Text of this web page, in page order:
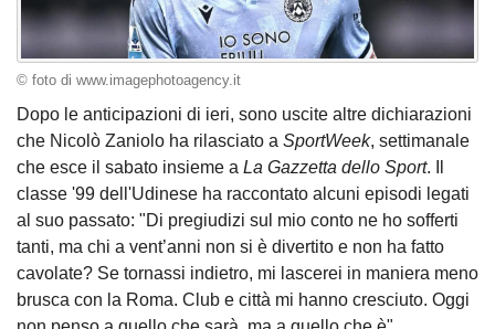
© foto di www.imagephotoagency.it
Dopo le anticipazioni di ieri, sono uscite altre dichiarazioni
che Nicolò Zaniolo ha rilasciato a SportWeek, settimanale
che esce il sabato insieme a La Gazzetta dello Sport. Il
classe '99 dell'Udinese ha raccontato alcuni episodi legati
al suo passato: "Di pregiudizi sul mio conto ne ho sofferti
tanti, ma chi a vent’anni non si è divertito e non ha fatto
cavolate? Se tornassi indietro, mi lascerei in maniera meno
brusca con la Roma. Club e città mi hanno cresciuto. Oggi